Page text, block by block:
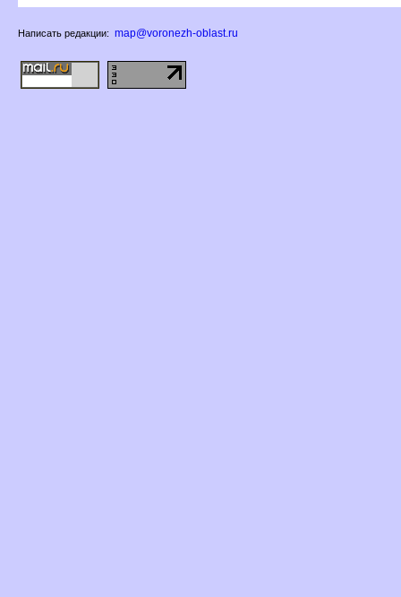
Написать редакции: map@voronezh-oblast.ru